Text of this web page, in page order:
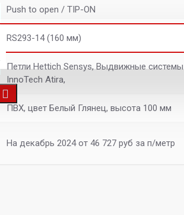
Push to open / TIP-ON
RS293-14 (160 мм)
Петли Hettich Sensys, Выдвижные системы
InnoTech Atira,
ПВХ, цвет Белый Глянец, высота 100 мм
На декабрь 2024 от 46 727 руб за п/метр